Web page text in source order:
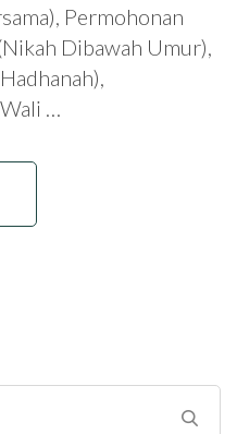
Permohonan
Dibawah Umur),
…